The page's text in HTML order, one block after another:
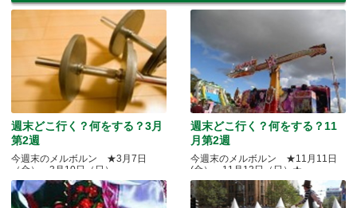
週末どこ行く？何をする？3月
第2週
今週末のメルボルン ★3月7日
（金）～3月10日（日）
週末どこ行く？何をする？11
月第2週
今週末のメルボルン ★11月11日
(金）～11月13日（日）★